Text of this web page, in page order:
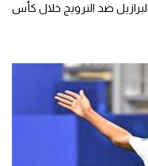
البرازيل ضد النرويج خلال كأس